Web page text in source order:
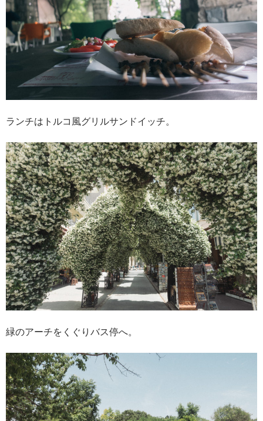
ランチはトルコ風グリルサンドイッチ。
緑のアーチをくぐりバス停へ。